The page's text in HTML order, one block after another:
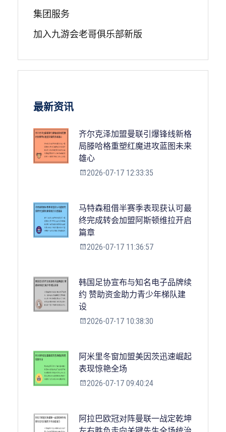
集团服务
加入九游会老哥俱乐部新版
最新资讯
齐尔克泽加盟曼联引爆锋线新格
局滕哈格重塑红魔进攻蓝图未来
雄心
2026-07-17 12:33:35
马特森租借半赛季表现获认可最
终完成转会加盟阿斯顿维拉开启
篇章
2026-07-17 11:36:57
韩国足协宣布与知名电子品牌续
约 赞助资金助力青少年梯队建
设
2026-07-17 10:38:30
阿米里冬窗加盟美因茨迅速崛起
表现惊艳全场
2026-07-17 09:40:24
阿拉巴欧冠对阵曼联一战定乾坤